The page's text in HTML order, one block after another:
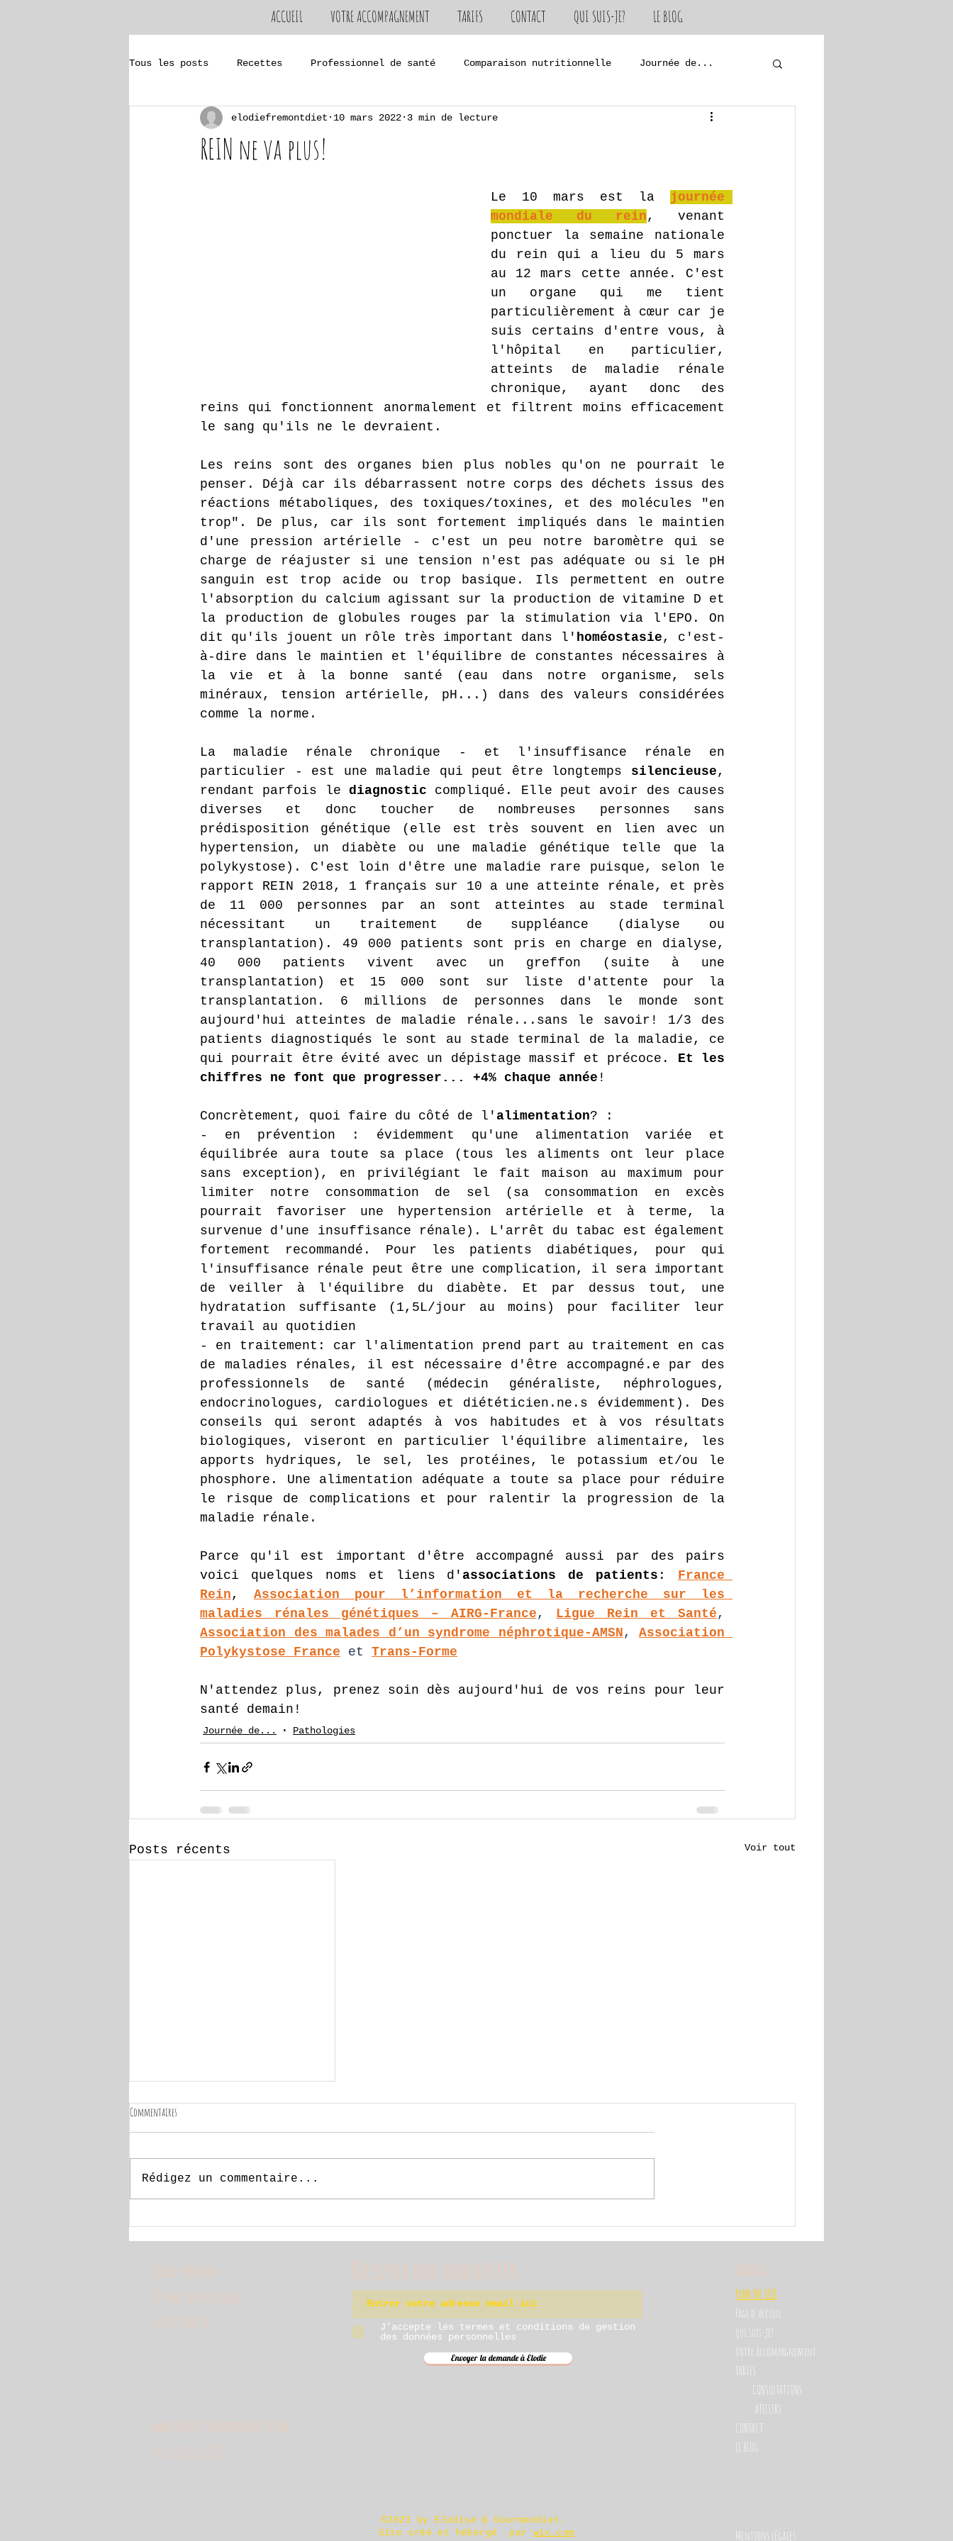
ACCUEIL VOTRE ACCOMPAGNEMENT TARIFS CONTACT QUI SUIS-JE? LE BLOG
Tous les posts Recettes Professionnel de santé Comparaison nutritionnelle Journée de...
Pathologies Impédancemétrie
REIN ne va plus!
elodiefremontdiet 10 mars 2022 3 min de lecture
Le 10 mars est la journée
mondiale du rein, venant
ponctuer la semaine nationale
du rein qui a lieu du 5 mars
au 12 mars cette année. C'est
un organe qui me tient
particulièrement à cœur car je
suis certains d'entre vous, à
l'hôpital en particulier,
atteints de maladie rénale
chronique, ayant donc des
reins qui fonctionnent anormalement et filtrent moins efficacement
le sang qu'ils ne le devraient.
Les reins sont des organes bien plus nobles qu'on ne pourrait le
penser. Déjà car ils débarrassent notre corps des déchets issus des
réactions métaboliques, des toxiques/toxines, et des molécules "en
trop". De plus, car ils sont fortement impliqués dans le maintien
d'une pression artérielle - c'est un peu notre baromètre qui se
charge de réajuster si une tension n'est pas adéquate ou si le pH
sanguin est trop acide ou trop basique. Ils permettent en outre
l'absorption du calcium agissant sur la production de vitamine D et
la production de globules rouges par la stimulation via l'EPO. On
dit qu'ils jouent un rôle très important dans l' homéostasie, c'est-
à-dire dans le maintien et l'équilibre de constantes nécessaires à
la vie et à la bonne santé (eau dans notre organisme, sels
minéraux, tension artérielle, pH...) dans des valeurs considérées
comme la norme.
La maladie rénale chronique - et l'insuffisance rénale en
particulier - est une maladie qui peut être longtemps silencieuse,
rendant parfois le diagnostic compliqué. Elle peut avoir des causes
diverses et donc toucher de nombreuses personnes sans
prédisposition génétique (elle est très souvent en lien avec un
hypertension, un diabète ou une maladie génétique telle que la
polykystose). C'est loin d'être une maladie rare puisque, selon le
rapport REIN 2018, 1 français sur 10 a une atteinte rénale, et près
de 11 000 personnes par an sont atteintes au stade terminal
nécessitant un traitement de suppléance (dialyse ou
transplantation). 49 000 patients sont pris en charge en dialyse,
40 000 patients vivent avec un greffon (suite à une
transplantation) et 15 000 sont sur liste d'attente pour la
transplantation. 6 millions de personnes dans le monde sont
aujourd'hui atteintes de maladie rénale...sans le savoir! 1/3 des
patients diagnostiqués le sont au stade terminal de la maladie, ce
qui pourrait être évité avec un dépistage massif et précoce. Et les
chiffres ne font que progresser... +4% chaque année !
Concrètement, quoi faire du côté de l' alimentation? :
- en prévention : évidemment qu'une alimentation variée et
équilibrée aura toute sa place (tous les aliments ont leur place
sans exception), en privilégiant le fait maison au maximum pour
limiter notre consommation de sel (sa consommation en excès
pourrait favoriser une hypertension artérielle et à terme, la
survenue d'une insuffisance rénale). L'arrêt du tabac est également
fortement recommandé. Pour les patients diabétiques, pour qui
l'insuffisance rénale peut être une complication, il sera important
de veiller à l'équilibre du diabète. Et par dessus tout, une
hydratation suffisante (1,5L/jour au moins) pour faciliter leur
travail au quotidien
- en traitement: car l'alimentation prend part au traitement en cas
de maladies rénales, il est nécessaire d'être accompagné.e par des
professionnels de santé (médecin généraliste, néphrologues,
endocrinologues, cardiologues et diététicien.ne.s évidemment). Des
conseils qui seront adaptés à vos habitudes et à vos résultats
biologiques, viseront en particulier l'équilibre alimentaire, les
apports hydriques, le sel, les protéines, le potassium et/ou le
phosphore. Une alimentation adéquate a toute sa place pour réduire
le risque de complications et pour ralentir la progression de la
maladie rénale.
Parce qu'il est important d'être accompagné aussi par des pairs
voici quelques noms et liens d' associations de patients : France
Rein, Association pour l’information et la recherche sur les
maladies rénales génétiques – AIRG-France , Ligue Rein et Santé
Association des malades d’un syndrome néphrotique-AMSN , Association
Polykystose France
et Trans-Forme
N'attendez plus, prenez soin dès aujourd'hui de vos reins pour leur
santé demain!
Journée de... Pathologies
Posts récents Voir tout
Commentaires
Rédigez un commentaire...
Elodie Frémont
10 Park Lann Floren
56450 Surzur
www.elodise-gourmandiet.com
Tel: 06.15.62.72.87.
Recevoir une newsletter
J’accepte les termes et conditions de gestion
des données personnelles
Envoyer la demande à Elodie
©2023 by Elodise & Gourmandiet.
Site créé et hébergé par wix.com
PLAN DU SITE
Page d'accueil
qui suis-je?
Votre accompagnement
TARIFS
CONSULTATIONS
ATELIERS
CONTACT
LE BLOG
A PROPOS
Mentions légales